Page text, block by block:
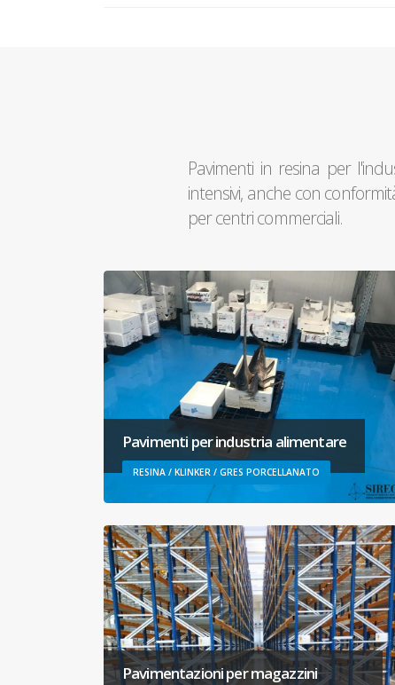
Pavimenti in resina per
intensivi, anche con
per centri commerciali.
Pavimenti per industria alimentare
RESINA / KLINKER / GRES PORCELLANATO
Pavimentazioni per magazzini